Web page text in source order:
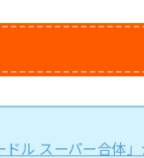
ドル スーパー合体